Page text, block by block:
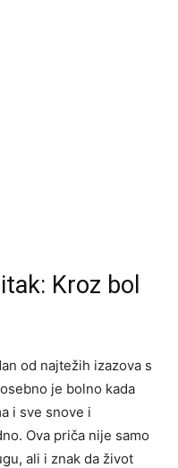
Kroz bol
od najtežih izazova s
je bolno kada
i sve snove i
Ova priča nije samo
ali i znak da život